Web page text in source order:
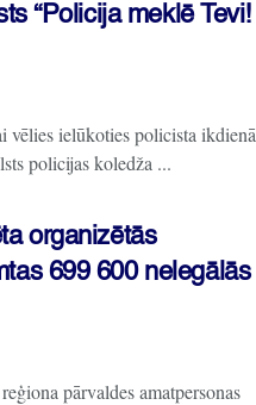
“Policija meklē Tevi!
vēlies ielūkoties policista ikdienā
policijas koledža ...
organizētās
699 600 nelegālās
pārvaldes amatpersonas